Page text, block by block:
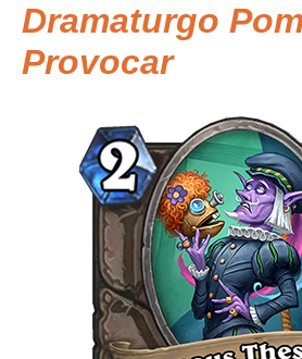
Dramaturgo
Provocar